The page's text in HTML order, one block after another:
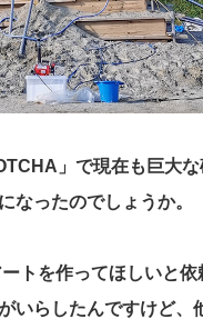
」で現在も巨大
なったのでしょうか。
トを作ってほしいと
いらしたんですけど、